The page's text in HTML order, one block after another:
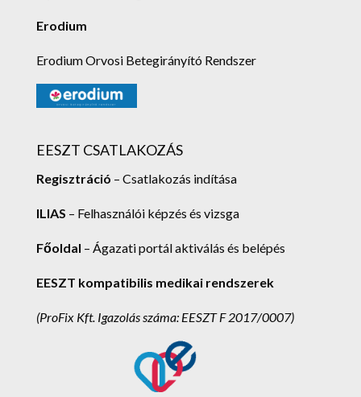
Erodium
Erodium Orvosi Betegirányító Rendszer
EESZT CSATLAKOZÁS
Regisztráció – Csatlakozás indítása
ILIAS – Felhasználói képzés és vizsga
Főoldal – Ágazati portál aktiválás és belépés
EESZT kompatibilis medikai rendszerek
(ProFix Kft. Igazolás száma: EESZT F 2017/0007)